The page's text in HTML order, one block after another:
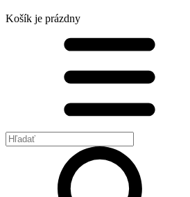
Košík je prázdny